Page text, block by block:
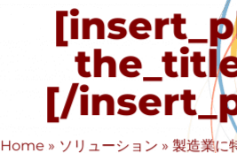
[/
Home » ソリューション » 製造業に